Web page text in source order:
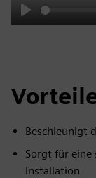
Play
Beschleunigt
Sorgt für eine
Installation